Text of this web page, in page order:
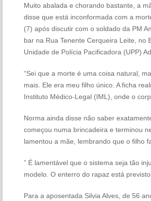
Muito abalada e chorando bastante, a
disse que está inconformada com a
(7) após discutir com o soldado da PM
bar na Rua Tenente Cerqueira Leite, no
Unidade de Polícia Pacificadora (UPP)
“Sei que a morte é uma coisa natural,
mais. Ele era meu filho único. A ficha
Instituto Médico-Legal (IML), onde o
Norma ainda disse não saber
começou numa brincadeira e terminou
lamentou a mãe, lembrando que o filho
” É lamentável que o sistema seja tão
modelo. O enterro do rapaz está
Para a aposentada Silvia Alves, de 56